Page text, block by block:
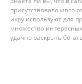
присутствовало мясо
икру используют для
множество
удачно раскрыть